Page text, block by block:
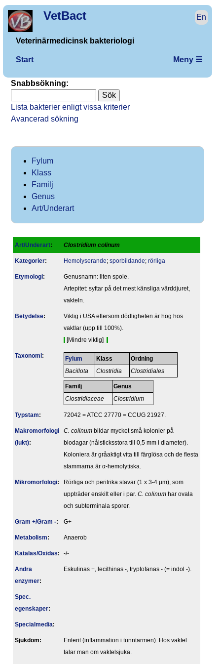
VetBact En
Veterinärmedicinsk bakteriologi
Start Meny ☰
Snabbsökning:
Lista bakterier enligt vissa kriterier
Avancerad sökning
Fylum
Klass
Familj
Genus
Art/Underart
Art/Underart: Clostridium colinum
Kategorier: Hemolyserande; sporbildande; rörliga
Etymologi:
Genusnamn: liten spole.
Artepitet: syftar på det mest känsliga värddjuret,
vakteln.
Betydelse:
Viktig i USA eftersom dödligheten är hög hos
vaktlar (upp till 100%).
[Mindre viktig]
Taxonomi: Fylum
Bacillota
Klass
Clostridia
Ordning
Clostridiales
Familj
Clostridiaceae
Genus
Clostridium
Typstam: 72042 = ATCC 27770 = CCUG 21927.
Makromorfologi
(lukt):
C. colinum bildar mycket små kolonier på
blodagar (nålsticksstora till 0,5 mm i diameter).
Koloniera är gråaktigt vita till färglösa och de flesta
stammarna är α-hemolytiska.
Mikromorfologi:
Rörliga och peritrika stavar (1 x 3-4 µm), som
uppträder enskilt eller i par. C. colinum har ovala
och subterminala sporer.
Gram +/Gram -: G+
Metabolism: Anaerob
Katalas/Oxidas: -/-
Andra
enzymer:
Eskulinas +, lecithinas -, tryptofanas - (= indol -).
Spec.
egenskaper:
Specialmedia:
Sjukdom:
Enterit (inflammation i tunntarmen). Hos vaktel
talar man om vaktelsjuka.